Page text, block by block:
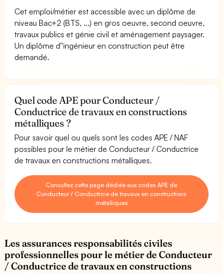
Cet emploi/métier est accessible avec un diplôme de
niveau Bac+2 (BTS, ...) en gros oeuvre, second oeuvre,
travaux publics et génie civil et aménagement paysager.
Un diplôme d''ingénieur en construction peut être
demandé.
Quel code APE pour Conducteur /
Conductrice de travaux en constructions
métalliques ?
Pour savoir quel ou quels sont les codes APE / NAF
possibles pour le métier de Conducteur / Conductrice
de travaux en constructions métalliques.
Consultez cette page dédiée aux codes APE de
Conducteur / Conductrice de travaux en constructions
métalliques
Les assurances responsabilités civiles
professionnelles pour le métier de Conducteur
/ Conductrice de travaux en constructions